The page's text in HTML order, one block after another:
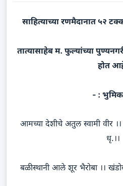
साहित्याच्या रणमैदानात ५२
तात्यासाहेब म. फुल्यांच्या
होत
- :
आमच्या देशीचे अतुल स्वामी वीर ।।
धृ.।।
बळीस्थानी आले शूर भैरोबा ।।